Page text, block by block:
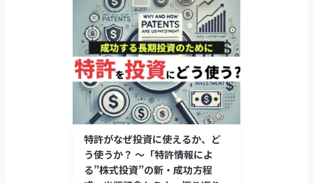
特許がなぜ投資に使えるか、ど
う使うか？ ～「特許情報によ
る”株式投資”の新・成功方程